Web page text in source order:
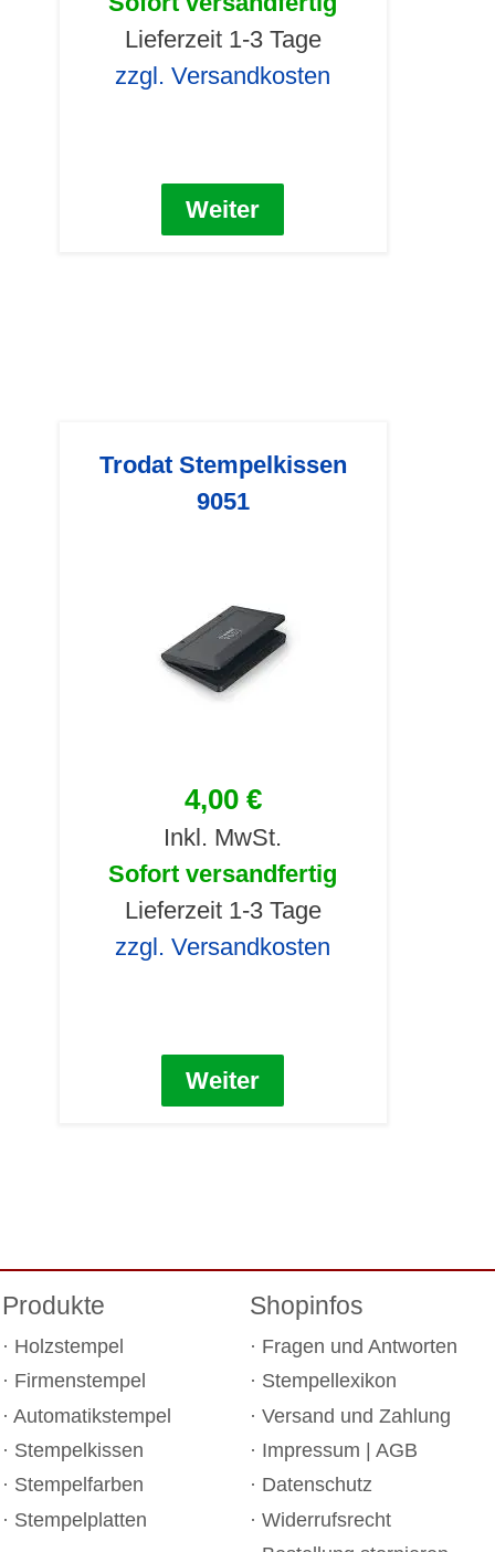
Lieferzeit 1-3 Tage
zzgl. Versandkosten
Weiter
Trodat Stempelkissen
9051
4,00 €
Inkl. MwSt.
Sofort versandfertig
Lieferzeit 1-3 Tage
zzgl. Versandkosten
Weiter
Produkte
Holzstempel
Firmenstempel
Automatikstempel
Stempelkissen
Stempelfarben
Stempelplatten
Shopinfos
Fragen und Antworten
Stempellexikon
Versand und Zahlung
Impressum
AGB
Datenschutz
Widerrufsrecht